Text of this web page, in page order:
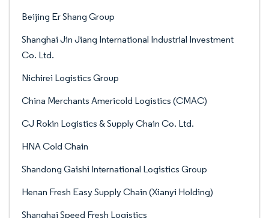
Beijing Er Shang Group
Shanghai Jin Jiang International Industrial Investment
Co. Ltd.
Nichirei Logistics Group
China Merchants Americold Logistics (CMAC)
CJ Rokin Logistics & Supply Chain Co. Ltd.
HNA Cold Chain
Shandong Gaishi International Logistics Group
Henan Fresh Easy Supply Chain (Xianyi Holding)
Shanghai Speed Fresh Logistics